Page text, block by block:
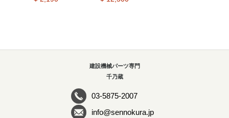
建設機械パーツ専門
千乃蔵
03-5875-2007
info@sennokura.jp